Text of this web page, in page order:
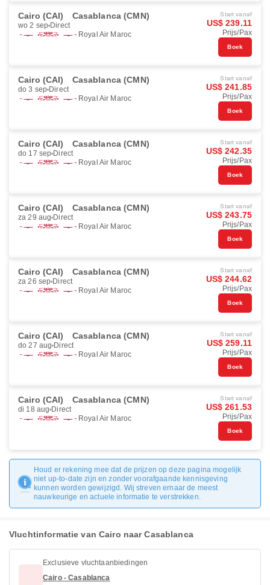
Cairo (CAI) Casablanca (CMN)
wo 2 sep Direct
Royal Air Maroc
Start vanaf
US$ 239.11
Prijs/Pax
Boek
Cairo (CAI) Casablanca (CMN)
do 3 sep Direct
Royal Air Maroc
Start vanaf
US$ 241.85
Prijs/Pax
Boek
Cairo (CAI) Casablanca (CMN)
do 17 sep Direct
Royal Air Maroc
Start vanaf
US$ 242.35
Prijs/Pax
Boek
Cairo (CAI) Casablanca (CMN)
za 29 aug Direct
Royal Air Maroc
Start vanaf
US$ 243.75
Prijs/Pax
Boek
Cairo (CAI) Casablanca (CMN)
za 26 sep Direct
Royal Air Maroc
Start vanaf
US$ 244.62
Prijs/Pax
Boek
Cairo (CAI) Casablanca (CMN)
do 27 aug Direct
Royal Air Maroc
Start vanaf
US$ 259.11
Prijs/Pax
Boek
Cairo (CAI) Casablanca (CMN)
di 18 aug Direct
Royal Air Maroc
Start vanaf
US$ 261.53
Prijs/Pax
Boek
Houd er rekening mee dat de prijzen op deze pagina mogelijk
niet up-to-date zijn en zonder voorafgaande kennisgeving
kunnen worden gewijzigd. Wij streven ernaar de meest
nauwkeurige en actuele informatie te verstrekken.
Vluchtinformatie van Cairo naar Casablanca
Exclusieve vluchtaanbiedingen
Cairo - Casablanca